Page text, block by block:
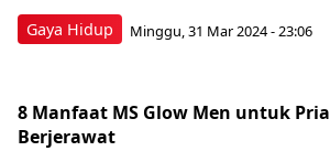
Gaya Hidup Minggu, 31 Mar 2024 - 23:06
8 Manfaat MS Glow Men untuk Pria
Berjerawat